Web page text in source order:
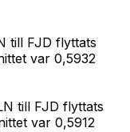
till FJD flyttats
var 0,5932
till FJD flyttats
var 0,5912